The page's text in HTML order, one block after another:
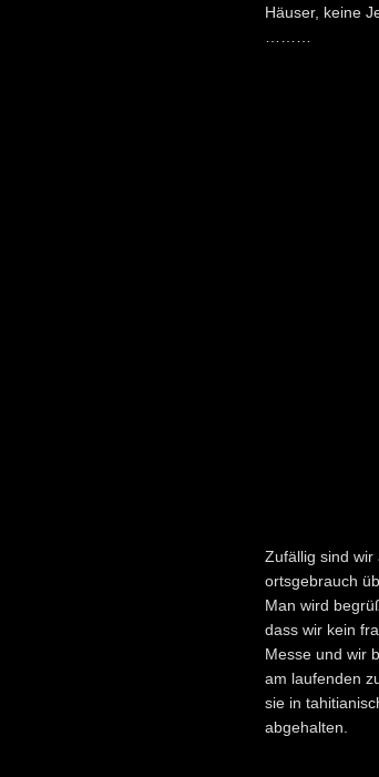
Häuser, keine
Zufällig sind
ortsgebrauch
Man wird
dass wir kein
Messe und wir
am laufenden
sie in
abgehalten.